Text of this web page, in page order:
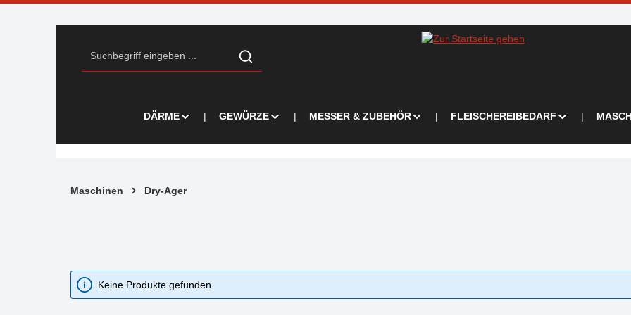
DÄRME GEWÜRZE MESSER & ZUBEHÖR FLEISCHEREIBEDARF
Maschinen Dry-Ager
Keine Produkte gefunden.